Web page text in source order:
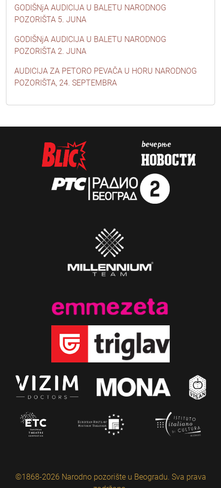
GODIŠNjA AUDICIJA U BALETU NARODNOG
POZORIŠTA 5. JUNA
GODIŠNjA AUDICIJA U BALETU NARODNOG
POZORIŠTA 2. JUNA
AUDICIJA ZA PETORO PEVAČA U HORU NARODNOG
POZORIŠTA, 24. SEPTEMBRA
©1868-2026 Narodno pozorište u Beogradu. Sva prava